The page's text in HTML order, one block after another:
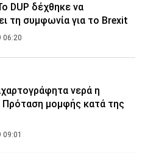
DUP δέχθηκε να
τη συμφωνία για το Brexit
06:20
νερά η
Πρόταση μομφής κατά της
09:01